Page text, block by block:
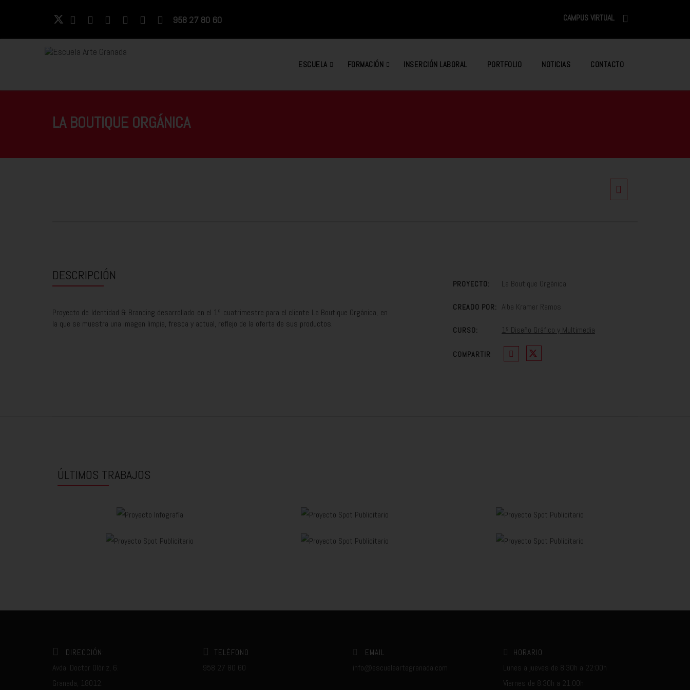
958 27 80 60 CAMPUS VIRTUAL
ESCUELA FORMACIÓN INSERCIÓN LABORAL PORTFOLIO NOTICIAS CONTACTO
LA BOUTIQUE ORGÁNICA
DESCRIPCIÓN
Proyecto de Identidad & Branding desarrollado en el 1º cuatrimestre para el cliente La Boutique Orgánica, en
la que se muestra una imagen limpia, fresca y actual, reflejo de la oferta de sus productos.
PROYECTO: La Boutique Orgánica
CREADO POR: Alba Kramer Ramos
CURSO: 1º Diseño Gráfico y Multimedia
COMPARTIR
ÚLTIMOS TRABAJOS
DIRECCIÓN:
Avda. Doctor Olóriz, 6.
Granada, 18012.
TELÉFONO
958 27 80 60
EMAIL
info@escuelaartegranada.com
HORARIO
Lunes a jueves de 8:30h a 22:00h
Viernes de 8:30h a 21:00h